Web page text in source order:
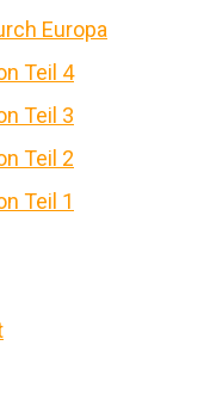
Europa
Teil 4
Teil 3
Teil 2
Teil 1